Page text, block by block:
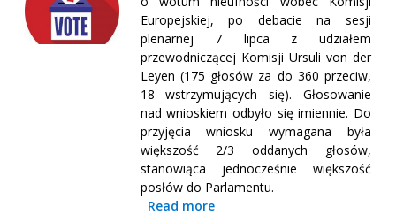
Europejskiej, po debacie na sesji
plenarnej 7 lipca z udziałem
przewodniczącej Komisji Ursuli von der
Leyen (175 głosów za do 360 przeciw,
18 wstrzymujących się). Głosowanie
nad wnioskiem odbyło się imiennie. Do
przyjęcia wniosku wymagana była
większość 2/3 oddanych głosów,
stanowiąca jednocześnie większość
posłów do Parlamentu.
Read more